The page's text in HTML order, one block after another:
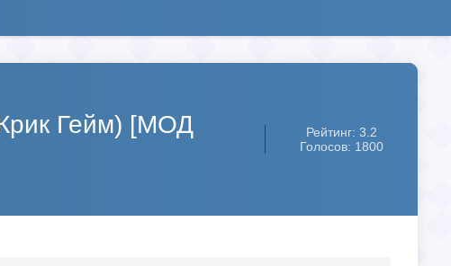
Гейм) [МОД
Рейтинг: 3.2
Голосов: 1800